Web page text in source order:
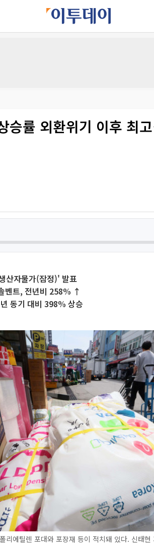
승률 외환위기 이후 최
산자물가(잠정)' 발표
벤트, 전년비 258% ↑
동기 대비 398% 상승
리에틸렌 포대와 포장재 등이 적치돼 있다. 신태